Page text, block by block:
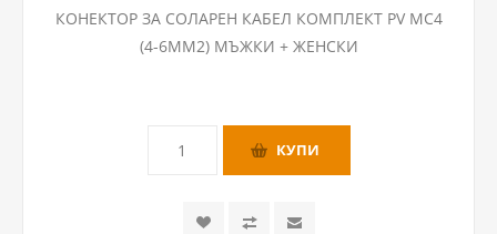
КОНЕКТОР ЗА СОЛАРЕН КАБЕЛ КОМПЛЕКТ PV MC4
(4-6MM2) МЪЖКИ + ЖЕНСКИ